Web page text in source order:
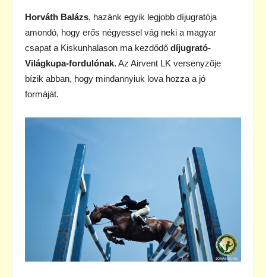
Horváth Balázs, hazánk egyik legjobb díjugratója
amondó, hogy erős négyessel vág neki a magyar
csapat a Kiskunhalason ma kezdődő díjugrató-
Világkupa-fordulónak. Az Airvent LK versenyzõje
bízik abban, hogy mindannyiuk lova hozza a jó
formáját.